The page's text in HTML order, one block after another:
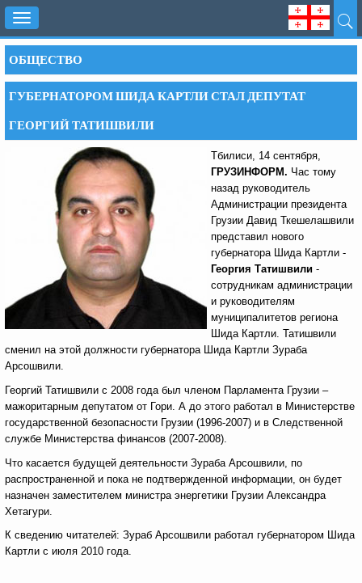
Toggle
navigation
ОБЩЕСТВО
ГУБЕРНАТОРОМ ШИДА КАРТЛИ СТАЛ ДЕПУТАТ
ГЕОРГИЙ ТАТИШВИЛИ
Тбилиси, 14 сентября,
ГРУЗИНФОРМ. Час тому
назад руководитель
Администрации президента
Грузии Давид Ткешелашвили
представил нового
губернатора Шида Картли -
Георгия Татишвили -
сотрудникам администрации
и руководителям
муниципалитетов региона
Шида Картли. Татишвили
сменил на этой должности губернатора Шида Картли Зураба
Арсошвили.
Георгий Татишвили с 2008 года был членом Парламента Грузии –
мажоритарным депутатом от Гори. А до этого работал в Министерстве
государственной безопасности Грузии (1996-2007) и в Следственной
службе Министерства финансов (2007-2008).
Что касается будущей деятельности Зураба Арсошвили, по
распространенной и пока не подтвержденной информации, он будет
назначен заместителем министра энергетики Грузии Александра
Хетагури.
К сведению читателей: Зураб Арсошвили работал губернатором Шида
Картли с июля 2010 года.